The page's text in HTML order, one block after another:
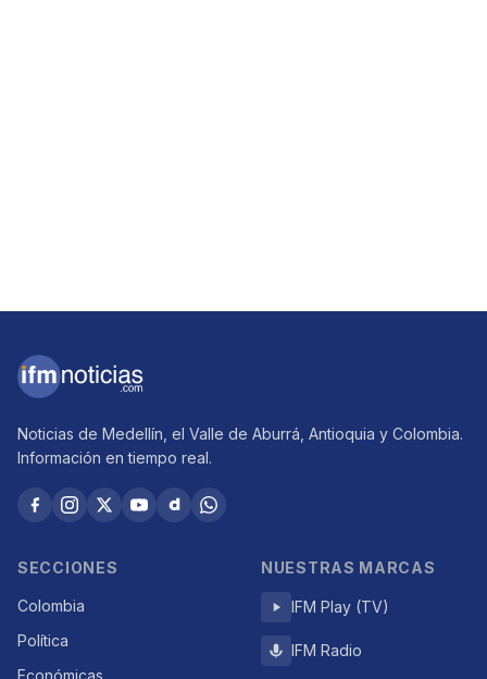
Noticias de Medellín, el Valle de Aburrá, Antioquia y Colombia.
Información en tiempo real.
SECCIONES
Colombia
Política
Económicas
NUESTRAS MARCAS
IFM Play (TV)
IFM Radio